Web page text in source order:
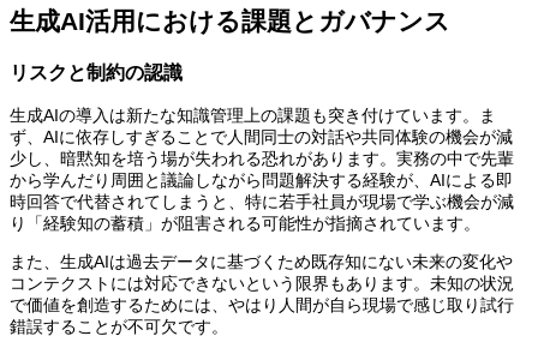
生成AI活用における課題とガバナンス
リスクと制約の認識
生成AIの導入は新たな知識管理上の課題も突き付けています。ま
ず、AIに依存しすぎることで人間同士の対話や共同体験の機会が減
少し、暗黙知を培う場が失われる恐れがあります。実務の中で先輩
から学んだり周囲と議論しながら問題解決する経験が、AIによる即
時回答で代替されてしまうと、特に若手社員が現場で学ぶ機会が減
り「経験知の蓄積」が阻害される可能性が指摘されています。
また、生成AIは過去データに基づくため既存知にない未来の変化や
コンテクストには対応できないという限界もあります。未知の状況
で価値を創造するためには、やはり人間が自ら現場で感じ取り試行
錯誤することが不可欠です。